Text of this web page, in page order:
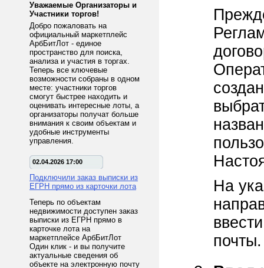
Уважаемые Организаторы и
Участники торгов!
Добро пожаловать на
официальный маркетплейс
АрбБитЛот - единое
пространство для поиска,
анализа и участия в торгах.
Теперь все ключевые
возможности собраны в одном
месте: участники торгов
смогут быстрее находить и
оценивать интересные лоты, а
организаторы получат больше
внимания к своим объектам и
удобные инструменты
управления.
02.04.2026 17:00
Подключили заказ выписки из
ЕГРН прямо из карточки лота
Теперь по объектам
недвижимости доступен заказ
выписки из ЕГРН прямо в
карточке лота на
маркетплейсе АрбБитЛот
Один клик - и вы получите
актуальные сведения об
объекте на электронную почту
На